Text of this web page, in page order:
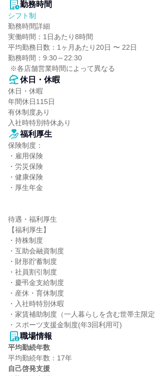
勤務時間
シフト制
勤務時間詳細
実働時間：1日あたり8時間
平均勤務日数：1ヶ月あたり20日 〜 22日
勤務時間：9:30～22:30
※各店舗営業時間によって異なる
休日・休暇
休日・休暇
年間休日115日
有休制度あり
入社時特別特休あり
福利厚生
保険制度：
・雇用保険
・労災保険
・健康保険
・厚生年金
待遇・福利厚生
【福利厚生】
・持株制度
・互助会融資制度
・財形貯蓄制度
・社員割引制度
・慶弔金支給制度
・産休・育休制度
・入社時特別休暇
・家賃補助制度（一人暮らしを含む世帯主限定
・スポーツ支援金制度(年3回利用可)
職場情報
平均勤続年数
自己啓発支援